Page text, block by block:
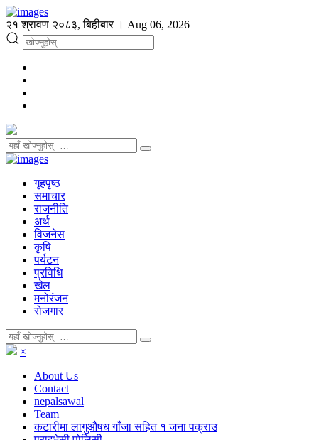
२१ श्रावण २०८३, बिहीबार । Aug 06, 2026
गृहपृष्ठ
समाचार
राजनीति
अर्थ
विजनेस
कृषि
पर्यटन
प्रविधि
खेल
मनोरंजन
रोजगार
×
About Us
Contact
nepalsawal
Team
कटारीमा लागुऔषध गाँजा सहित १ जना पक्राउ